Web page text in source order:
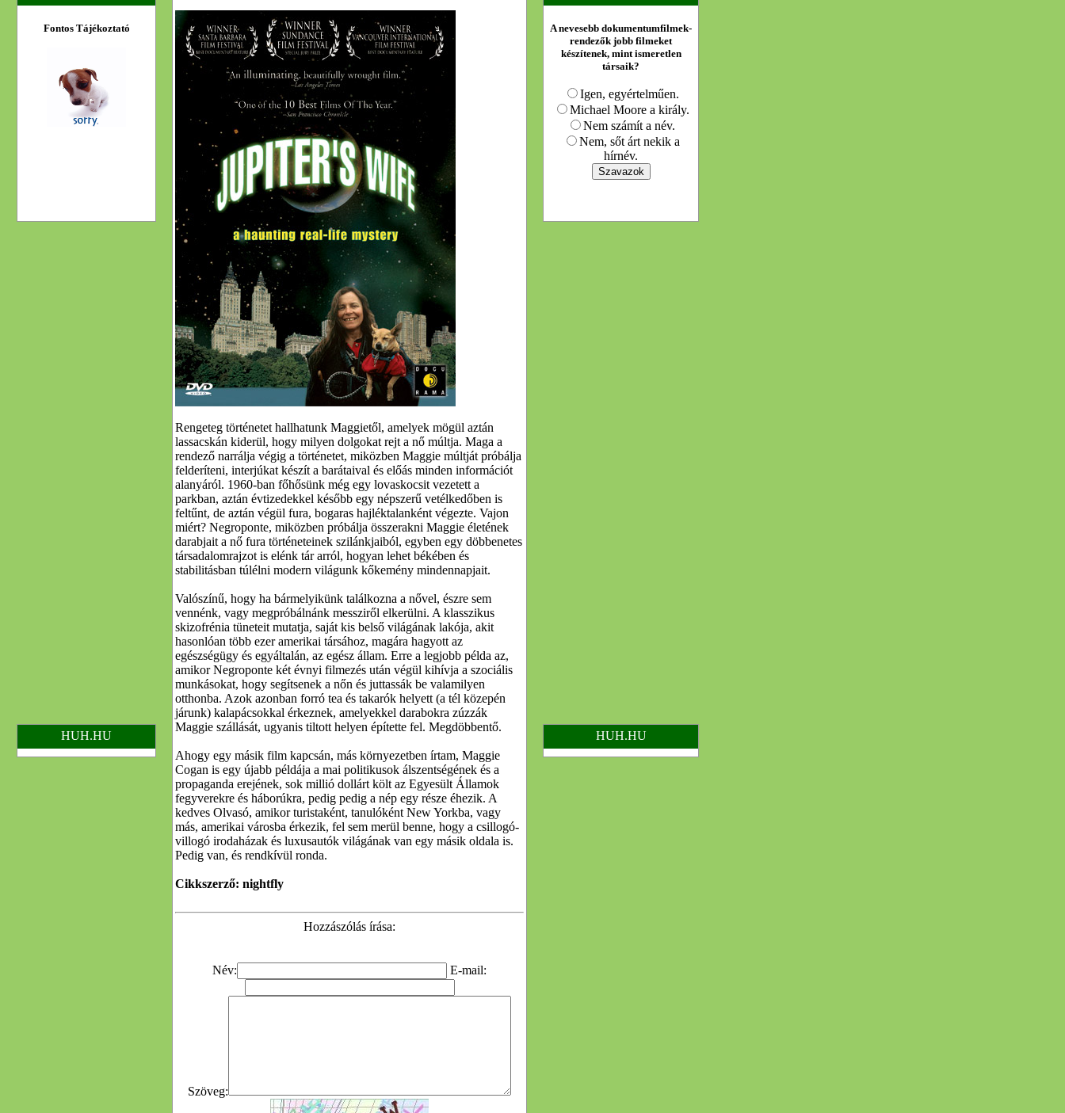
Rengeteg történetet hallhatunk Maggietől, amelyek mögül aztán
lassacskán kiderül, hogy milyen dolgokat rejt a nő múltja. Maga a
rendező narrálja végig a történetet, miközben Maggie múltját próbálja
felderíteni, interjúkat készít a barátaival és előás minden információt
alanyáról. 1960-ban főhősünk még egy lovaskocsit vezetett a
parkban, aztán évtizedekkel később egy népszerű vetélkedőben is
feltűnt, de aztán végül fura, bogaras hajléktalanként végezte. Vajon
miért? Negroponte, miközben próbálja összerakni Maggie életének
darabjait a nő fura történeteinek szilánkjaiból, egyben egy döbbenetes
társadalomrajzot is elénk tár arról, hogyan lehet békében és
stabilitásban túlélni modern világunk kőkemény mindennapjait.
Valószínű, hogy ha bármelyikünk találkozna a nővel, észre sem
vennénk, vagy megpróbálnánk messziről elkerülni. A klasszikus
skizofrénia tüneteit mutatja, saját kis belső világának lakója, akit
hasonlóan több ezer amerikai társához, magára hagyott az
egészségügy és egyáltalán, az egész állam. Erre a legjobb példa az,
amikor Negroponte két évnyi filmezés után végül kihívja a szociális
munkásokat, hogy segítsenek a nőn és juttassák be valamilyen
otthonba. Azok azonban forró tea és takarók helyett (a tél közepén
járunk) kalapácsokkal érkeznek, amelyekkel darabokra zúzzák
Maggie szállását, ugyanis tiltott helyen építette fel. Megdöbbentő.
Ahogy egy másik film kapcsán, más környezetben írtam, Maggie
Cogan is egy újabb példája a mai politikusok álszentségének és a
propaganda erejének, sok millió dollárt költ az Egyesült Államok
fegyverekre és háborúkra, pedig pedig a nép egy része éhezik. A
kedves Olvasó, amikor turistaként, tanulóként New Yorkba, vagy
más, amerikai városba érkezik, fel sem merül benne, hogy a csillogó-
villogó irodaházak és luxusautók világának van egy másik oldala is.
Pedig van, és rendkívül ronda.
Cikkszerző: nightfly
Hozzászólás írása:
Név: E-mail:
Szöveg:
Fontos Tájékoztató
A nevesebb dokumentumfilmek-
rendezők jobb filmeket
készítenek, mint ismeretlen
társaik?
Igen, egyértelműen.
Michael Moore a király.
Nem számít a név.
Nem, sőt árt nekik a
hírnév.
HUH.HU HUH.HU